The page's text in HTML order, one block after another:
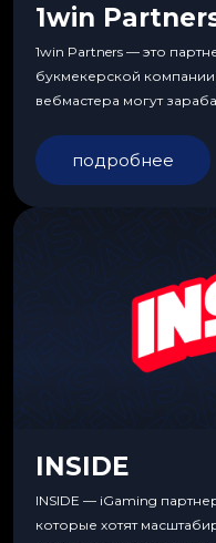
1win
1win Partners — это
букмекерской компании
вебмастера могут
подробнее
INSIDE
INSIDE — iGaming
которые хотят